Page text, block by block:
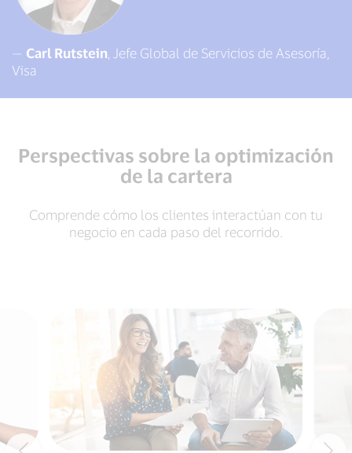
— Carl Rutstein , Jefe Global de Servicios de Asesoría,
Visa
Perspectivas sobre la optimización
de la cartera
Comprende cómo los clientes interactúan con tu
negocio en cada paso del recorrido.